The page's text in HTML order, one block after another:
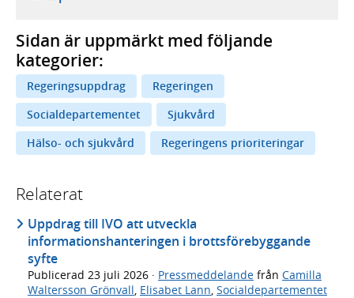
Sidan är uppmärkt med följande
kategorier:
Regeringsuppdrag
Regeringen
Socialdepartementet
Sjukvård
Hälso- och sjukvård
Regeringens prioriteringar
Relaterat
Uppdrag till IVO att utveckla
informationshanteringen i brottsförebyggande
syfte
Publicerad 23 juli 2026 · Pressmeddelande från Camilla
Waltersson Grönvall Elisabet Lann Socialdepartementet